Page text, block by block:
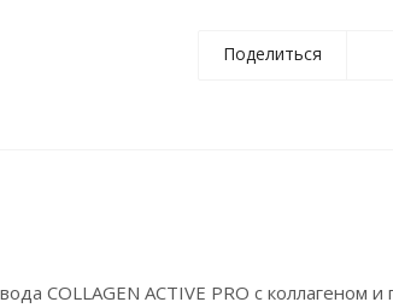
Поделиться
COLLAGEN ACTIVE PRO с коллагеном и